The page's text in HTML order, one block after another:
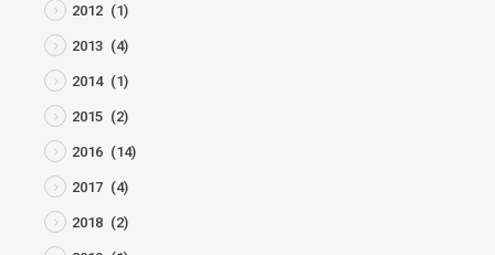
2012 (1)
2013 (4)
2014 (1)
2015 (2)
2016 (14)
2017 (4)
2018 (2)